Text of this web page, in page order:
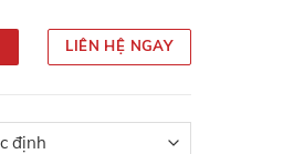
LIÊN HỆ NGAY